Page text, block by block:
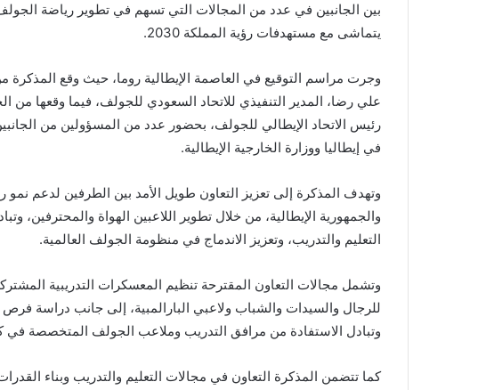
بين الجانبين في عدد من المجالات التي تسهم في تطوير رياضة
يتماشى مع مستهدفات رؤية المملكة 2030.
وجرت مراسم التوقيع في العاصمة الإيطالية روما، حيث وقع المذكرة
علي رضا، المدير التنفيذي للاتحاد السعودي للجولف، فيما وقعها من
رئيس الاتحاد الإيطالي للجولف، بحضور عدد من المسؤولين من
في إيطاليا ووزارة الخارجية الإيطالية.
وتهدف المذكرة إلى تعزيز التعاون طويل الأمد بين الطرفين لدعم نمو
والجمهورية الإيطالية، من خلال تطوير اللاعبين الهواة والمحترفين،
التعليم والتدريب، وتعزيز الاندماج في منظومة الجولف العالمية.
وتشمل مجالات التعاون المقترحة تنظيم المعسكرات التدريبية
للرجال والسيدات والشباب ولاعبي البارالمبية، إلى جانب دراسة فرص
وتبادل الاستفادة من مرافق التدريب وملاعب الجولف المتخصصة في
كما تتضمن المذكرة التعاون في مجالات التعليم والتدريب وبناء